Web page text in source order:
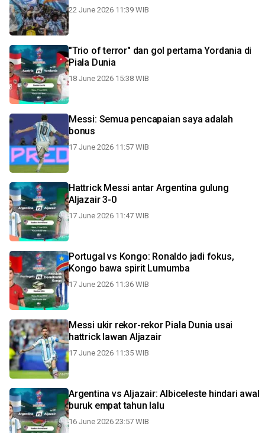
22 June 2026 11:39 WIB
"Trio of terror" dan gol pertama Yordania di
Piala Dunia
18 June 2026 15:38 WIB
Messi: Semua pencapaian saya adalah
bonus
17 June 2026 11:57 WIB
Hattrick Messi antar Argentina gulung
Aljazair 3-0
17 June 2026 11:47 WIB
Portugal vs Kongo: Ronaldo jadi fokus,
Kongo bawa spirit Lumumba
17 June 2026 11:36 WIB
Messi ukir rekor-rekor Piala Dunia usai
hattrick lawan Aljazair
17 June 2026 11:35 WIB
Argentina vs Aljazair: Albiceleste hindari awal
buruk empat tahun lalu
16 June 2026 23:57 WIB